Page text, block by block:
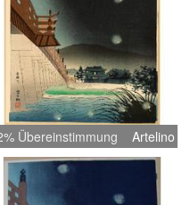
Übereinstimmung Artelino